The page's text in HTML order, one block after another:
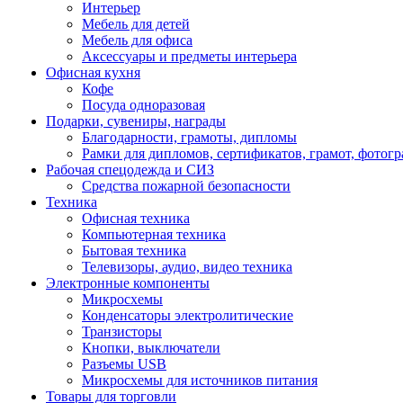
Интерьер
Мебель для детей
Мебель для офиса
Аксессуары и предметы интерьера
Офисная кухня
Кофе
Посуда одноразовая
Подарки, сувениры, награды
Благодарности, грамоты, дипломы
Рамки для дипломов, сертификатов, грамот,
Рабочая спецодежда и СИЗ
Средства пожарной безопасности
Техника
Офисная техника
Компьютерная техника
Бытовая техника
Телевизоры, аудио, видео техника
Электронные компоненты
Микросхемы
Конденсаторы электролитические
Транзисторы
Кнопки, выключатели
Разъемы USB
Микросхемы для источников питания
Товары для торговли